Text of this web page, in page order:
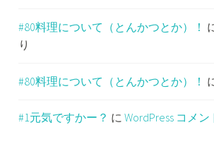
#80料理について（とんかつとか）！
り
#80料理について（とんかつとか）！
#1元気ですかー？ にWordPress コメ